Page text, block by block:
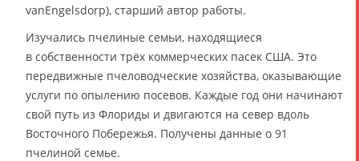
vanEngelsdorp), старший автор работы.
Изучались пчелиные семьи, находящиеся
в собственности трёх коммерческих пасек США. Это
передвижные пчеловодческие хозяйства, оказывающие
услуги по опылению посевов. Каждые год они начинают
свой путь из Флориды и двигаются на север вдоль
Восточного Побережья. Получены данные о 91
пчелиной семье.